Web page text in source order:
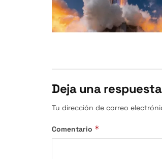
Deja una respuesta
Tu dirección de correo
Comentario *